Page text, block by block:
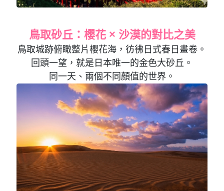
鳥取砂丘：櫻花 × 沙漠的對比之美
鳥取城跡俯瞰整片櫻花海，彷彿日式春日畫卷。
回頭一望，就是日本唯一的金色大砂丘。
同一天、兩個不同顏值的世界。